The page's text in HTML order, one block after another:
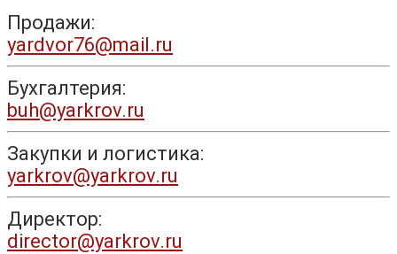
Продажи:
yardvor76@mail.ru
Бухгалтерия:
buh@yarkrov.ru
Закупки и логистика:
yarkrov@yarkrov.ru
Директор:
director@yarkrov.ru